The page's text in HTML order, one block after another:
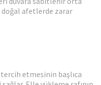
doğal afetlerde zarar
etmesinin başlıca